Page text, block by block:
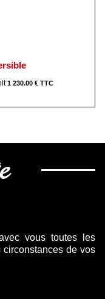
1 230.00 €
vous toutes les
de vos